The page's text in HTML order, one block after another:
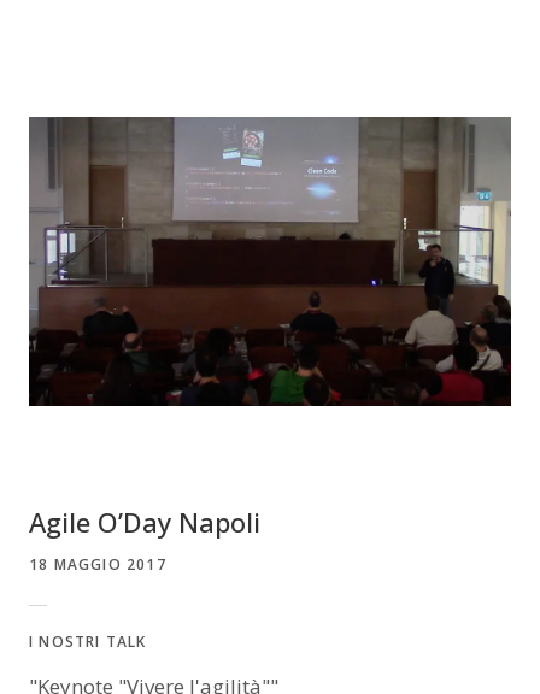
Agile O’Day Napoli
18 MAGGIO 2017
I NOSTRI TALK
"Keynote "Vivere l'agilità""